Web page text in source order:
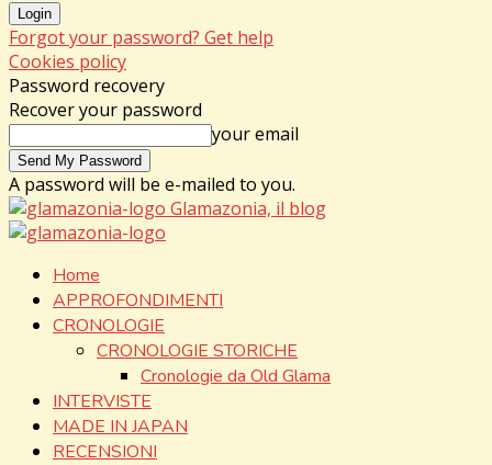
Forgot your password? Get help
Cookies policy
Password recovery
Recover your password
your email
A password will be e-mailed to you.
Glamazonia, il blog
Home
APPROFONDIMENTI
CRONOLOGIE
CRONOLOGIE STORICHE
Cronologie da Old Glama
INTERVISTE
MADE IN JAPAN
RECENSIONI